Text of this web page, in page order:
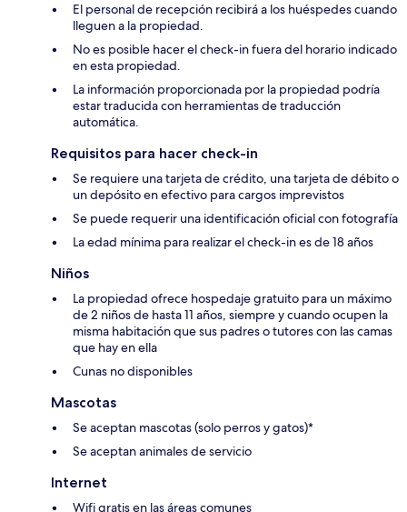
El personal de recepción recibirá a los huéspedes cuando
lleguen a la propiedad.
No es posible hacer el check-in fuera del horario indicado
en esta propiedad.
La información proporcionada por la propiedad podría
estar traducida con herramientas de traducción
automática.
Requisitos para hacer check-in
Se requiere una tarjeta de crédito, una tarjeta de débito o
un depósito en efectivo para cargos imprevistos
Se puede requerir una identificación oficial con fotografía
La edad mínima para realizar el check-in es de 18 años
Niños
La propiedad ofrece hospedaje gratuito para un máximo
de 2 niños de hasta 11 años, siempre y cuando ocupen la
misma habitación que sus padres o tutores con las camas
que hay en ella
Cunas no disponibles
Mascotas
Se aceptan mascotas (solo perros y gatos)*
Se aceptan animales de servicio
Internet
Wifi gratis en las áreas comunes